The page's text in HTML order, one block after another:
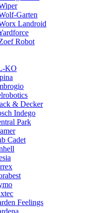
Garten
Landroid
Robot
KO
& Decker
Indego
Park
Cadet
Feelings